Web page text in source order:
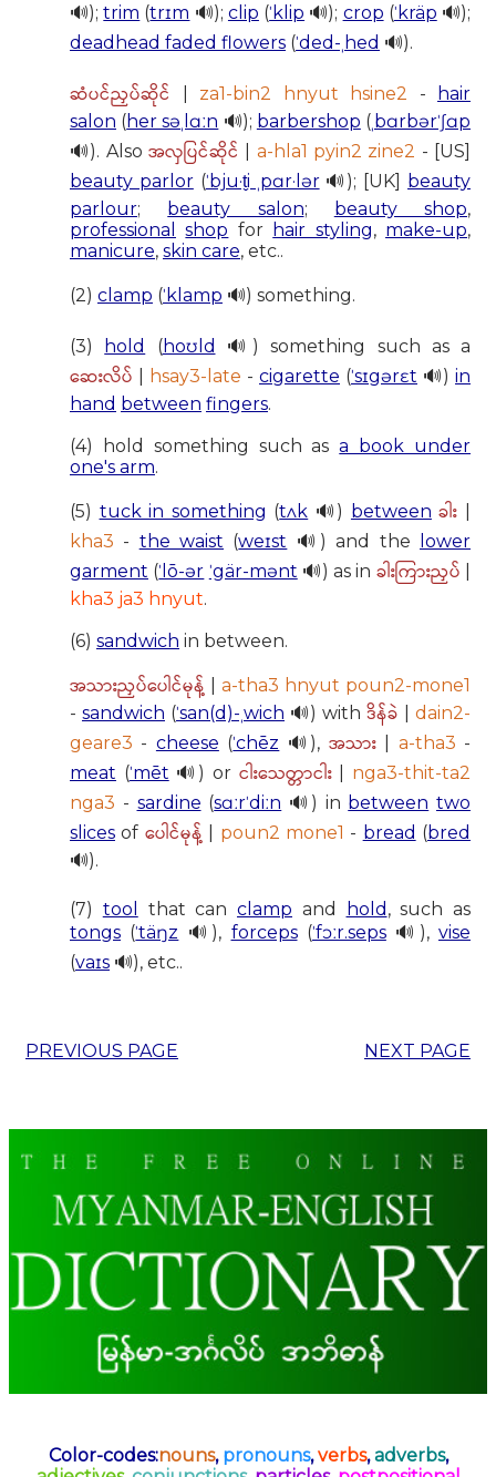
🔊);trim (trɪm 🔊); clip (ˈklip 🔊); crop (ˈkräp 🔊);
deadhead faded flowers (ˈded-ˌhed 🔊).
ဆံပင်ညှပ်ဆိုင် za1-bin2 hnyut hsine2 -
hair
salon (her səˌlɑːn 🔊); barbershop ( ˌbɑrbərˈʃɑp
🔊). Also အလှပြင်ဆိုင် a-hla1 pyin2 zine2 - [US]
beauty parlor(ˈbju·t̬i ˌpɑr·lər🔊); [UK] beauty
parlour; beauty salon; beauty shop,
professional
shop for hair styling, make-up,
manicure, skin care, etc..
(2) clamp (ˈklamp 🔊) something.
(3) hold (hoʊld 🔊) something such as a
ဆေးလိပ် hsay3-late - cigarette (ˈsɪgərɛt 🔊) in
hand between fingers.
(4) hold something such asa book under
one's arm.
(5) tuck in something (tʌk 🔊) between ခါး
kha3 - the waist (weɪst 🔊) and the
lower
garment (ˈlō-ər ˈgär-mənt 🔊) as in ခါးကြားညှပ်
kha3 ja3 hnyut.
(6) sandwich in between.
အသားညှပ်ပေါင်မုန့်
a-tha3 hnyut poun2-mone1
- sandwich (ˈsan(d)-ˌwich 🔊) with ဒိန်ခဲ
dain2-
geare3 - cheese (ˈchēz 🔊), အသား| a-tha3 -
meat (ˈmēt 🔊) or ငါးသေတ္တာငါး| nga3-thit-ta2
nga3 - sardine (sɑːrˈdiːn 🔊) in between two
slices of ပေါင်မုန့် poun2 mone1 - bread (bred
🔊).
(7) tool that can clamp and hold , such as
tongs (ˈtäŋz 🔊), forceps(ˈfɔːr.seps🔊), vise
(vaɪs 🔊), etc..
PREVIOUS PAGE NEXT PAGE
Color-codes:nouns, pronouns,verbs,adverbs,